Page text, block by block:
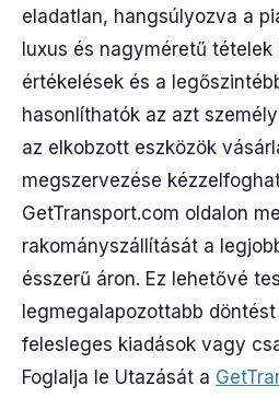
eladatlan, hangsúlyozva a
luxus és nagyméretű
értékelések és a
hasonlíthatók az azt
az elkobzott eszközök
megszervezése
GetTransport.com oldalon
rakományszállítását a
ésszerű áron. Ez lehetővé
legmegalapozottabb
felesleges kiadások vagy
Foglalja le Utazását a